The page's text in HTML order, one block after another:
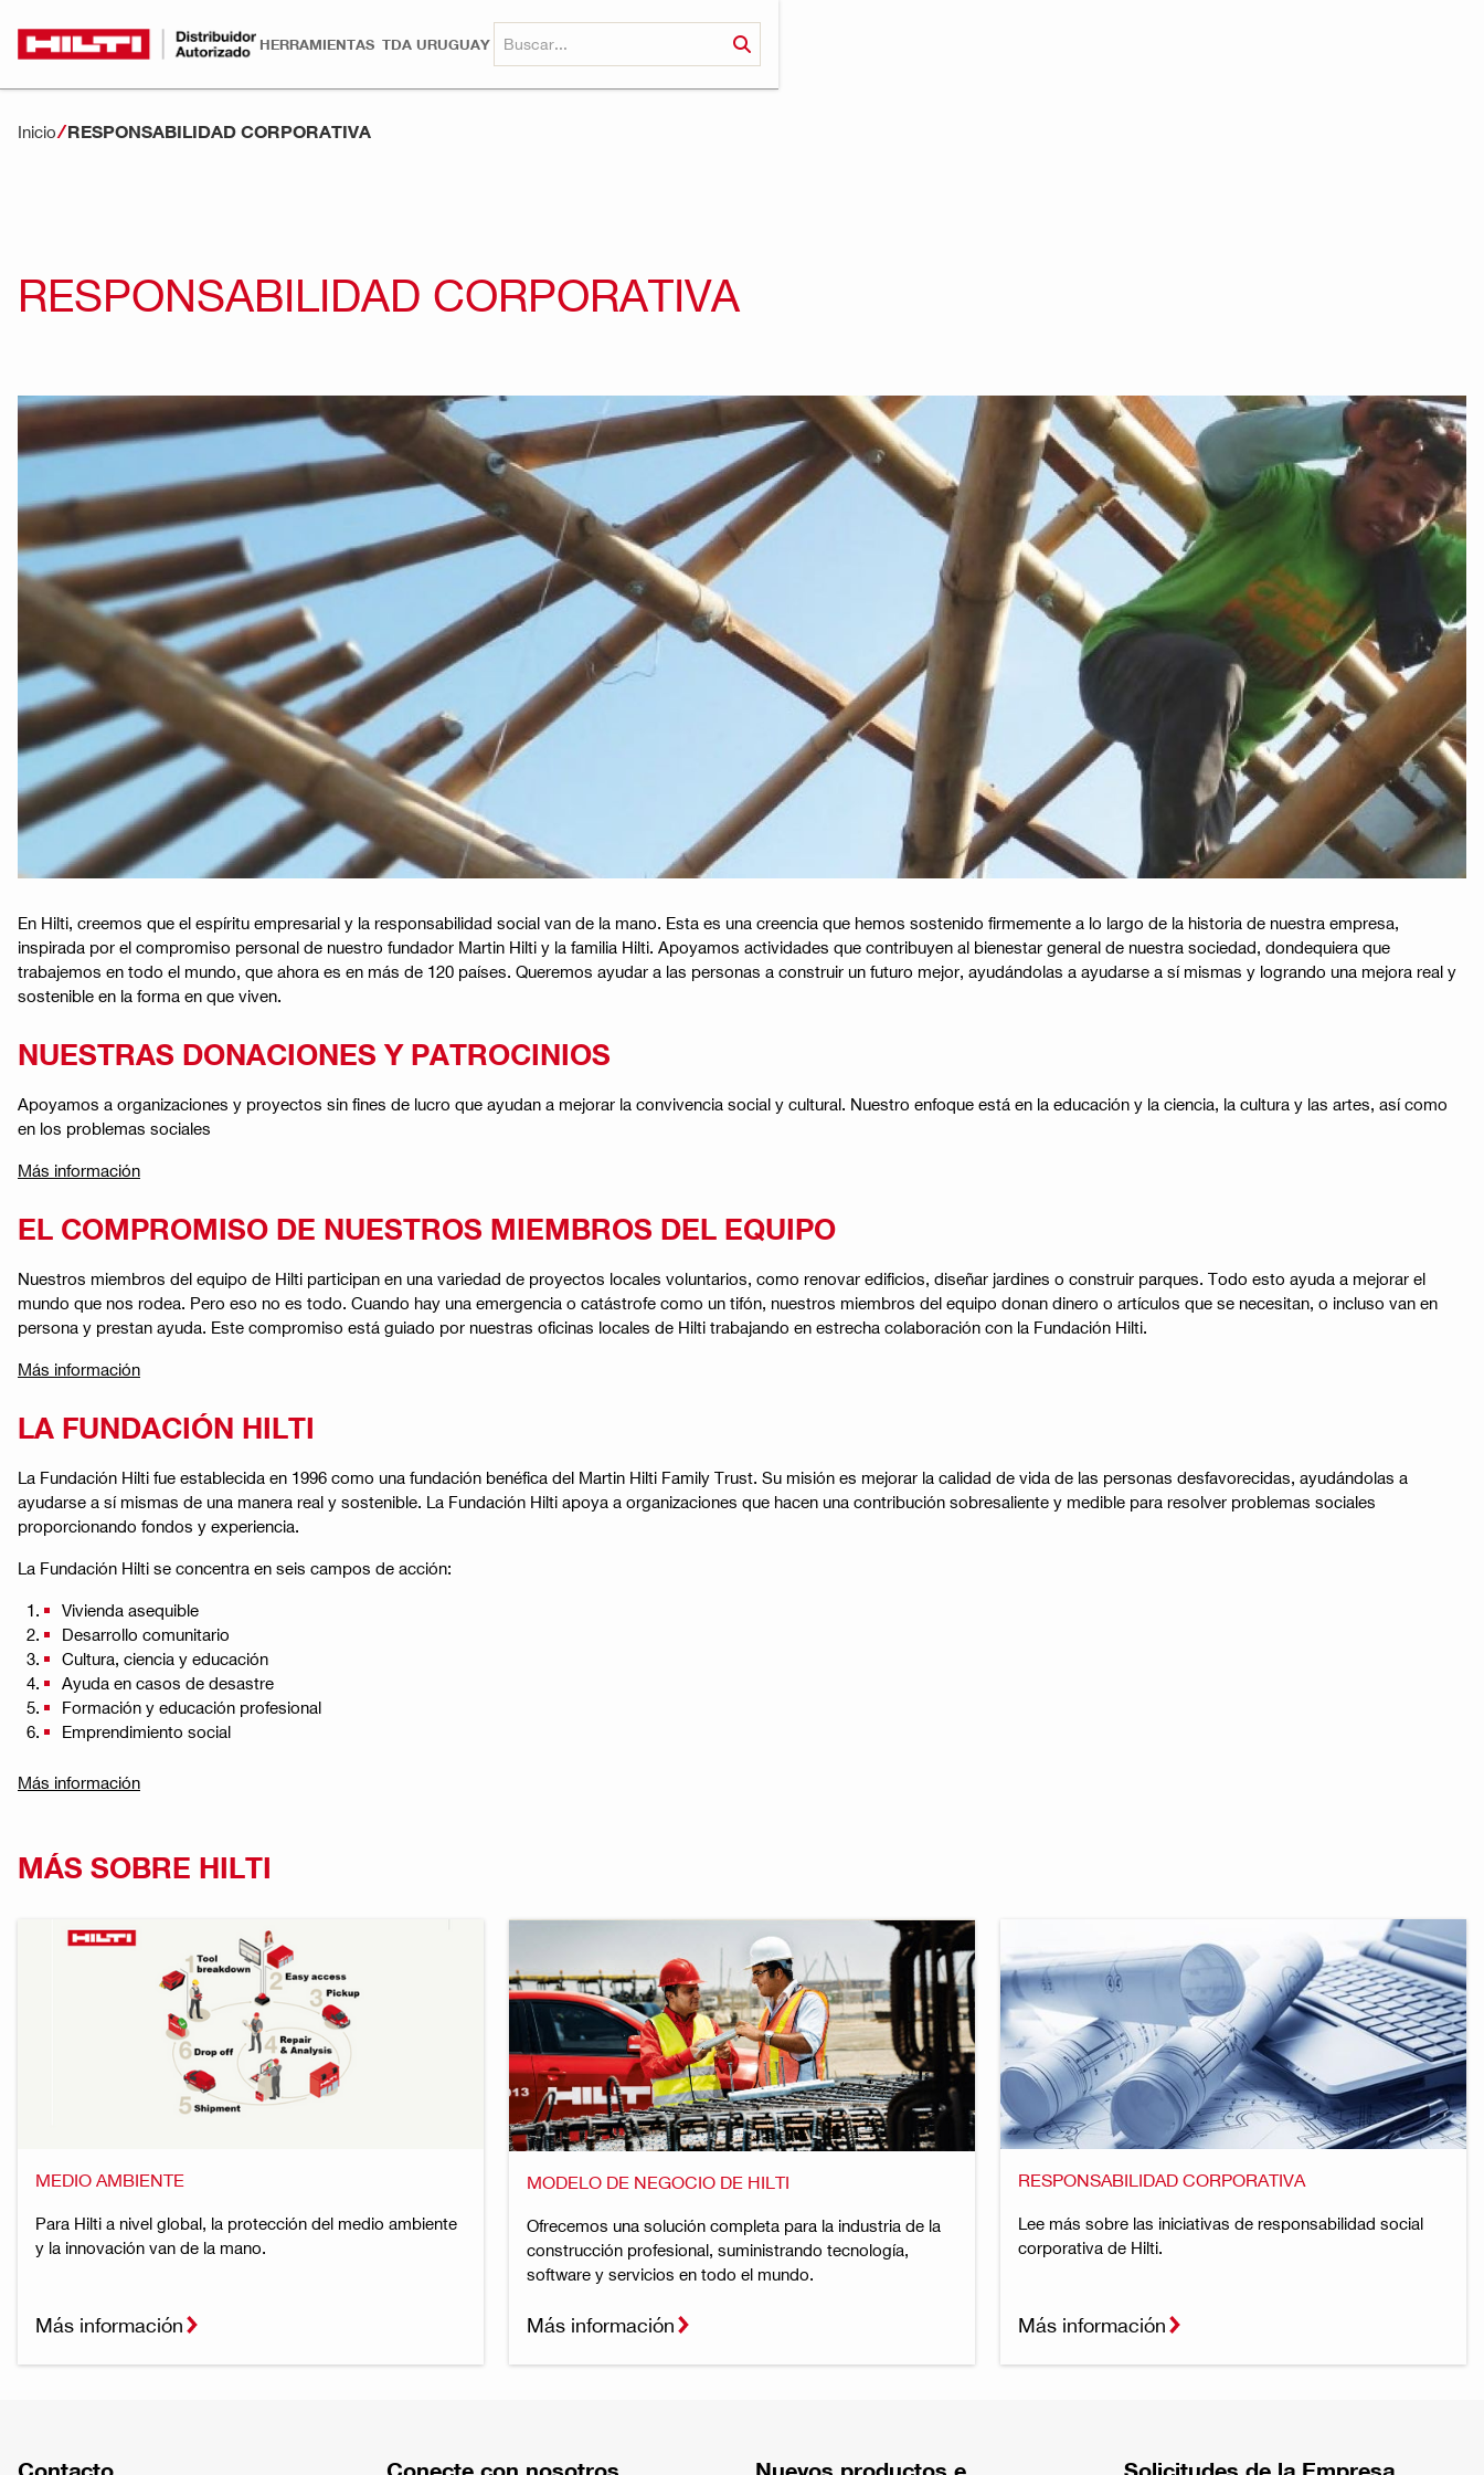
HERRAMIENTAS TDA URUGUAY
Inicio RESPONSABILIDAD CORPORATIVA
RESPONSABILIDAD CORPORATIVA
En Hilti, creemos que el espíritu empresarial y la responsabilidad social van de la mano. Esta es una creencia que hemos sostenido firmemente a lo largo de la historia de nuestra empresa,
inspirada por el compromiso personal de nuestro fundador Martin Hilti y la familia Hilti. Apoyamos actividades que contribuyen al bienestar general de nuestra sociedad, dondequiera que
trabajemos en todo el mundo, que ahora es en más de 120 países. Queremos ayudar a las personas a construir un futuro mejor, ayudándolas a ayudarse a sí mismas y logrando una mejora real y
sostenible en la forma en que viven​​.
NUESTRAS DONACIONES Y PATROCINIOS
Apoyamos a organizaciones y proyectos sin fines de lucro que ayudan a mejorar la convivencia social y cultural. Nuestro enfoque está en la educación y la ciencia, la cultura y las artes, así como
en los problemas sociales​
Más información
EL COMPROMISO DE NUESTROS MIEMBROS DEL EQUIPO
Nuestros miembros del equipo de Hilti participan en una variedad de proyectos locales voluntarios, como renovar edificios, diseñar jardines o construir parques. Todo esto ayuda a mejorar el
mundo que nos rodea. Pero eso no es todo. Cuando hay una emergencia o catástrofe como un tifón, nuestros miembros del equipo donan dinero o artículos que se necesitan, o incluso van en
persona y prestan ayuda. Este compromiso está guiado por nuestras oficinas locales de Hilti trabajando en estrecha colaboración con la Fundación Hilti​​.
Más información
LA FUNDACIÓN HILTI
La Fundación Hilti fue establecida en 1996 como una fundación benéfica del Martin Hilti Family Trust. Su misión es mejorar la calidad de vida de las personas desfavorecidas, ayudándolas a
ayudarse a sí mismas de una manera real y sostenible. La Fundación Hilti apoya a organizaciones que hacen una contribución sobresaliente y medible para resolver problemas sociales
proporcionando fondos y experiencia​​.
La Fundación Hilti se concentra en seis campos de acción:
Vivienda asequible
Desarrollo comunitario
Cultura, ciencia y educación
Ayuda en casos de desastre
Formación y educación profesional
Emprendimiento social
Más información
MÁS SOBRE HILTI
MEDIO AMBIENTE
Para Hilti a nivel global, la protección del medio ambiente
y la innovación van de la mano.
Más información
MODELO DE NEGOCIO DE HILTI
Ofrecemos una solución completa para la industria de la
construcción profesional, suministrando tecnología,
software y servicios en todo el mundo.
Más información
RESPONSABILIDAD CORPORATIVA
Lee más sobre las iniciativas de responsabilidad social
corporativa de Hilti.
Más información
Contacto Conecte con nosotros Nuevos productos e Solicitudes de la Empresa